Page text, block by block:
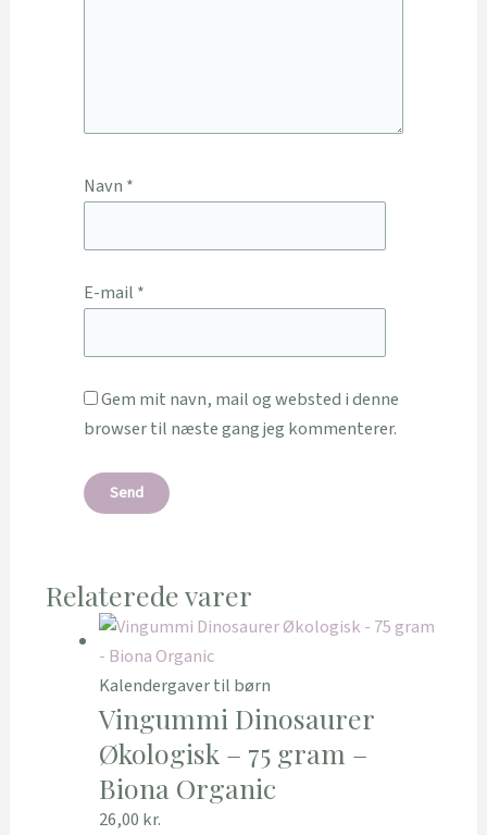
Navn *
E-mail *
Gem mit navn, mail og websted i denne
browser til næste gang jeg kommenterer.
Relaterede varer
Kalendergaver til børn
Vingummi Dinosaurer
Økologisk – 75 gram –
Biona Organic
26,00 kr.